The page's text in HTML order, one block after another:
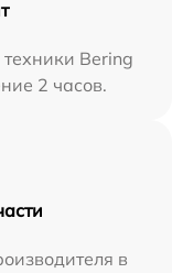
Bering
2 часов.
в